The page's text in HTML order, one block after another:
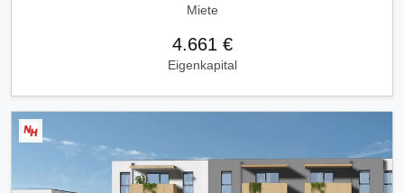
Miete
4.661 €
Eigenkapital